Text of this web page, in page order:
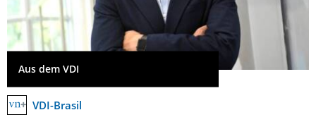
Aus dem VDI
VDI-Brasil